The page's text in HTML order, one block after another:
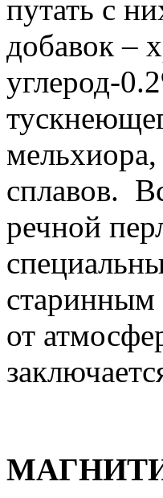
путать с
добавок –
углерод-
сплавов.
речной
старинным
от